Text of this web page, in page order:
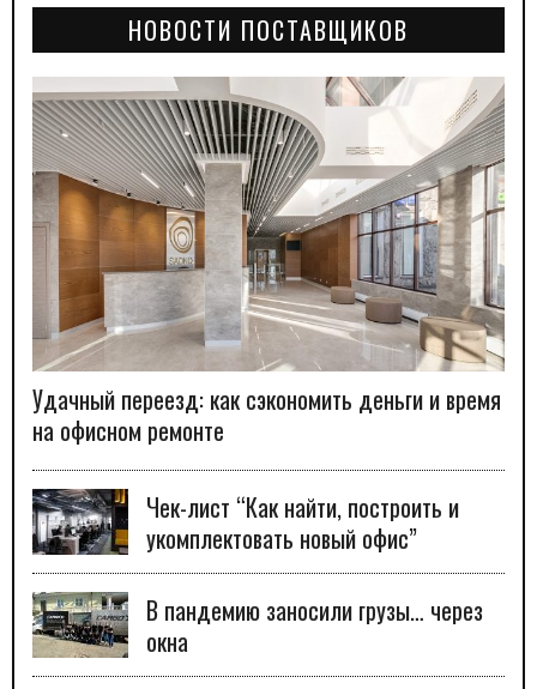
НОВОСТИ ПОСТАВЩИКОВ
Удачный переезд: как сэкономить деньги и время
на офисном ремонте
Чек-лист “Как найти, построить и
укомплектовать новый офис”
В пандемию заносили грузы… через
окна